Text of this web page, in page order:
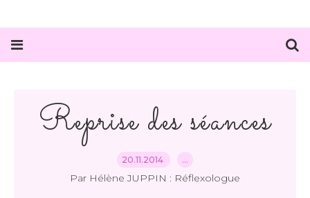
Reprise des séances
20.11.2014 …
Par Hélène JUPPIN : Réflexologue